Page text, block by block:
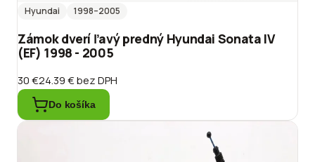
Hyundai
1998–2005
Zámok dverí ľavý predný Hyundai Sonata IV
(EF) 1998 - 2005
30 €24.39 €bez DPH
Do košíka